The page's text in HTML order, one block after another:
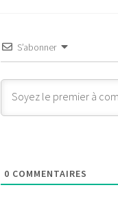
S’abonner
0 COMMENTAIRES